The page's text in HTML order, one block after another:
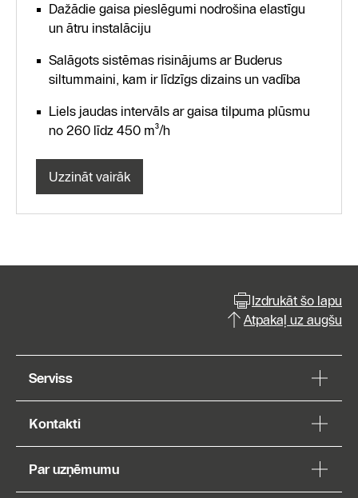
Dažādie gaisa pieslēgumi nodrošina elastīgu
un ātru instalāciju
Salāgots sistēmas risinājums ar Buderus
siltummaini, kam ir līdzīgs dizains un vadība
Liels jaudas intervāls ar gaisa tilpuma plūsmu
no 260 līdz 450 m³/h
Uzzināt vairāk
Izdrukāt šo lapu
Atpakaļ uz augšu
Serviss
Kontakti
Par uzņēmumu